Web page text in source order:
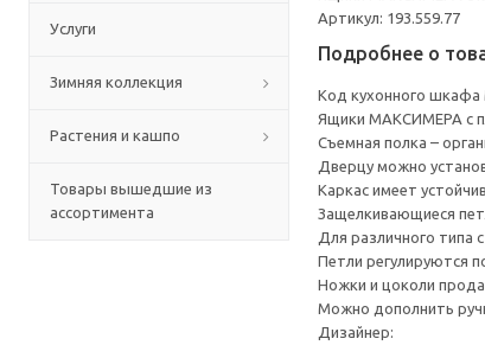
Услуги
Зимняя коллекция
Растения и кашпо
Товары вышедшие из
ассортимента
Артикул: 193.559.77
Подробнее о
Код кухонного шкафа
Ящики МАКСИМЕРА с
Съемная полка –
Дверцу можно
Каркас имеет
Защелкивающиеся
Для различного типа
Петли регулируются
Ножки и цоколи
Можно дополнить
Дизайнер: